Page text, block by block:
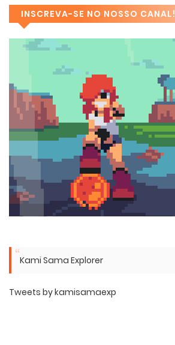
INSCREVA-SE NO NOSSO CANAL!
Kami Sama Explorer
Tweets by kamisamaexp